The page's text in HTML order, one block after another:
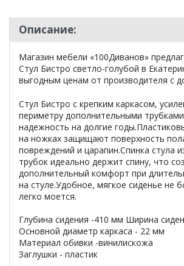
Описание:
Магазин мебели «100Диванов»
Стул Бистро светло-голубой в
выгодным ценам от производителя с
Стул Бистро с крепким каркасом,
периметру дополнительными
надежность на долгие
на ножках защищают поверхность
повреждений и царапин.Спинка стула
трубок идеально держит спину, что
дополнительный комфорт при
на стуле.Удобное, мягкое сиденье не
легко моется.
Глубина сидения -410 мм Ширина
Основной диаметр каркаса - 22 мм
Материал обивки -винилискожа
Заглушки - пластик